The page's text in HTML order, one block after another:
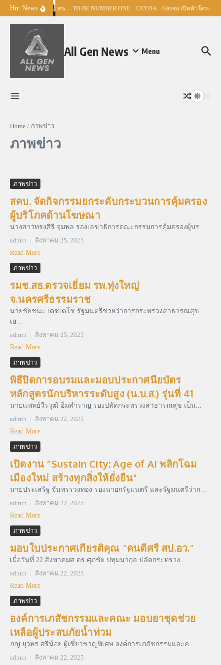
Skip to content
Hot News ศธ. – TO BE NUMBER ONE – CEYDA – Garena เปิดตัวโครงก
All Gen News Menu
Home / ภาพข่าว
ภาพข่าว
ภาพข่าว
สคบ. จัดกิจกรรมยกระดับกระบวนการคุ้มครอง
ผู้บริโภคด้านโฆษณา
นางสาวทรงศิริ จุมพล รองเลขาธิการคณะกรรมการคุ้มครองผู้บร...
admin
สิงหาคม 25, 2025
Read More
ภาพข่าว
รมช.สธ.ตรวจเยี่ยม รพ.ทุ่งใหญ่
จ.นครศรีธรรมราช
นายชัยชนะ เดชเดโช รัฐมนตรีช่วยว่าการกระทรวงสาธารณสุข
เย...
admin
สิงหาคม 25, 2025
Read More
ภาพข่าว
พิธีปิดการอบรมและมอบประกาศนียบัตร
หลักสูตรนักบริหารระดับสูง (น.บ.ส.) รุ่นที่ 41
นายเเพทย์วีรวุฒิ อิ่มสำราญ รองปลัดกระทรวงสาธารณสุข เป็น...
admin
สิงหาคม 22, 2025
Read More
ภาพข่าว
เปิดงาน “Sustain City: Age of AI พลิกโฉม
เมืองใหม่ สร้างทุกสิ่งให้ยั่งยืน”
นายประเสริฐ จันทรรวงทอง รองนายกรัฐมนตรี และรัฐมนตรีว่าก...
admin
สิงหาคม 22, 2025
Read More
ภาพข่าว
มอบใบประกาศเกียรติคุณ “คนดีศรี สป.อว.”
เมื่อวันที่ 22 สิงหาคมศ.ดร.ศุภชัย ปทุมนากุล ปลัดกระทรวง...
admin
สิงหาคม 22, 2025
Read More
ภาพข่าว
องค์การเภสัชกรรมและคณะ มอบยาชุดช่วย
เหลือผู้ประสบภัยน้ำท่วม
ภญ.ยุวพร ศรีน้อย ผู้เชี่ยวชาญพิเศษ องค์การเภสัชกรรมและค...
admin
สิงหาคม 22, 2025